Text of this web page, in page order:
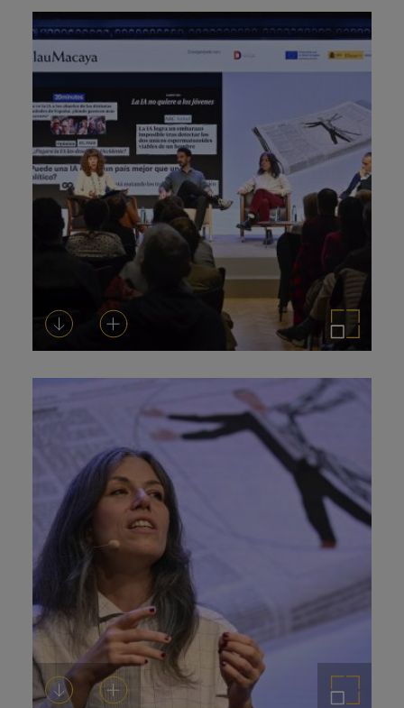
Descarregar-ho Afegeix a la cistella Amplia la imatge
Descarregar-ho Afegeix a la cistella Amplia la imatge